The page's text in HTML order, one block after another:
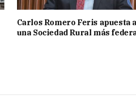
Carlos Romero Feris apuesta a
una Sociedad Rural más